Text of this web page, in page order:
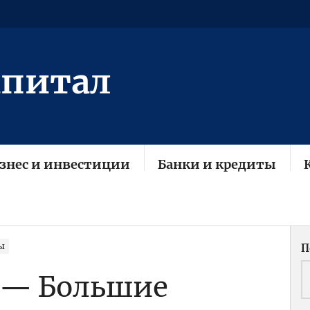
и инвестиции Банки и кредиты
— Большие